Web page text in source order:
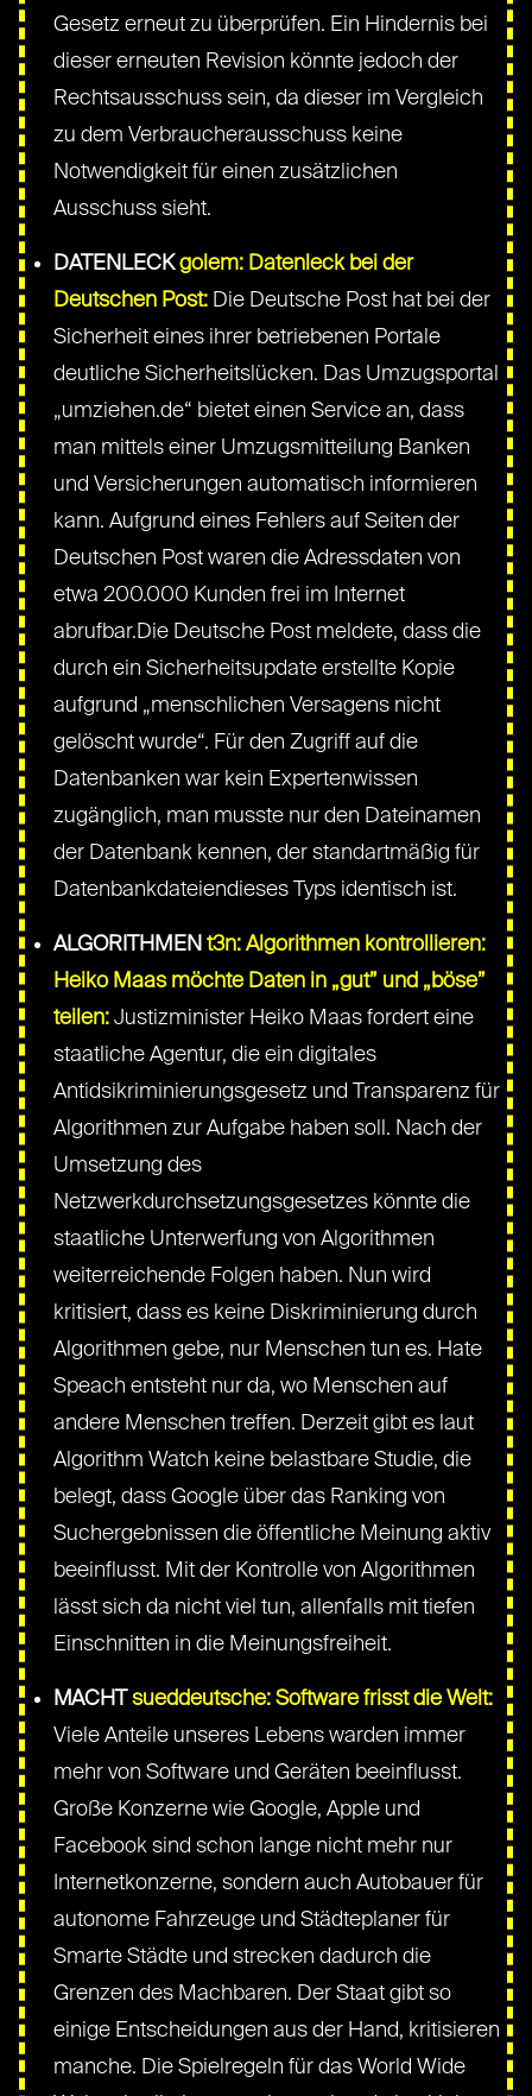
Gesetz erneut zu überprüfen. Ein Hindernis bei
dieser erneuten Revision könnte jedoch der
Rechtsausschuss sein, da dieser im Vergleich
zu dem Verbraucherausschuss keine
Notwendigkeit für einen zusätzlichen
Ausschuss sieht.
DATENLECKgolem: Datenleck bei der
Deutschen Post: Die Deutsche Post hat bei der
Sicherheit eines ihrer betriebenen Portale
deutliche Sicherheitslücken. Das Umzugsportal
„umziehen.de“ bietet einen Service an, dass
man mittels einer Umzugsmitteilung Banken
und Versicherungen automatisch informieren
kann. Aufgrund eines Fehlers auf Seiten der
Deutschen Post waren die Adressdaten von
etwa 200.000 Kunden frei im Internet
abrufbar.Die Deutsche Post meldete, dass die
durch ein Sicherheitsupdate erstellte Kopie
aufgrund „menschlichen Versagens nicht
gelöscht wurde“. Für den Zugriff auf die
Datenbanken war kein Expertenwissen
zugänglich, man musste nur den Dateinamen
der Datenbank kennen, der standartmäßig für
Datenbankdateiendieses Typs identisch ist.
ALGORITHMENt3n: Algorithmen kontrollieren:
Heiko Maas möchte Daten in „gut” und „böse”
teilen: Justizminister Heiko Maas fordert eine
staatliche Agentur, die ein digitales
Antidsikriminierungsgesetz und Transparenz für
Algorithmen zur Aufgabe haben soll. Nach der
Umsetzung des
Netzwerkdurchsetzungsgesetzes könnte die
staatliche Unterwerfung von Algorithmen
weiterreichende Folgen haben. Nun wird
kritisiert, dass es keine Diskriminierung durch
Algorithmen gebe, nur Menschen tun es. Hate
Speach entsteht nur da, wo Menschen auf
andere Menschen treffen. Derzeit gibt es laut
Algorithm Watch keine belastbare Studie, die
belegt, dass Google über das Ranking von
Suchergebnissen die öffentliche Meinung aktiv
beeinflusst. Mit der Kontrolle von Algorithmen
lässt sich da nicht viel tun, allenfalls mit tiefen
Einschnitten in die Meinungsfreiheit.
MACHTsueddeutsche: Software frisst die Welt:
Viele Anteile unseres Lebens warden immer
mehr von Software und Geräten beeinflusst.
Große Konzerne wie Google, Apple und
Facebook sind schon lange nicht mehr nur
Internetkonzerne, sondern auch Autobauer für
autonome Fahrzeuge und Städteplaner für
Smarte Städte und strecken dadurch die
Grenzen des Machbaren. Der Staat gibt so
einige Entscheidungen aus der Hand, kritisieren
manche. Die Spielregeln für das World Wide